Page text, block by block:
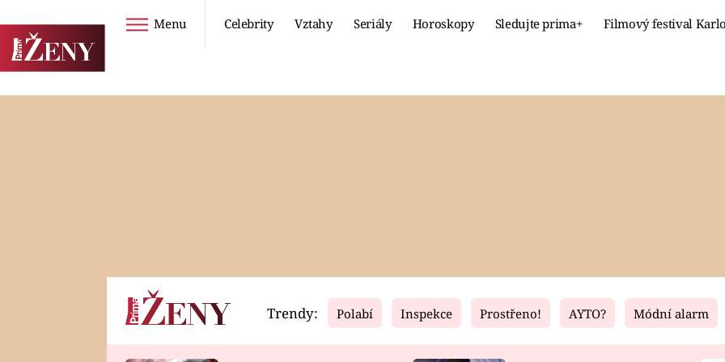
Menu Celebrity Vztahy Seriály Horoskopy Sledujte prima+ Filmový festival
Horoskopy Video Fresh Living
Trendy: Polabí Inspekce Prostřeno! AYTO? Módní alarm